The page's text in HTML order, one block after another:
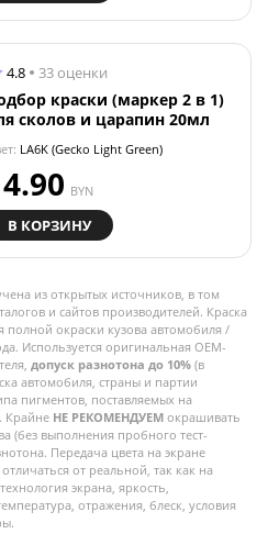
4.8 33 оценки
краски (маркер 2 в 1)
сколов и царапин 20мл
LA6K (Gecko Light Green)
BYN
В КОРЗИНУ
из открытых источников, в том
и сайтов производителей. Краска
полной окраски кузова автомобиля /
Используется оригинальная OEM-
допуск разнотона до 10% (в
автомобиля, страны и партии
пигментов, поставляемых на
Крайне НЕ РЕКОМЕНДУЕМ окрашивать
(без выполнения пробного тест-
Передача цвета на экране
от реальной, так как на
экрана, яркость,
отражения, блеск, условия